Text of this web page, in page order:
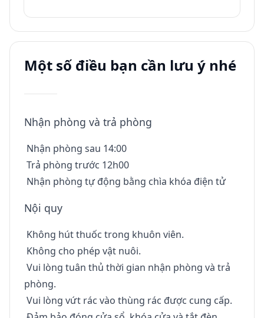
Một số điều bạn cần lưu ý nhé
Nhận phòng và trả phòng
Nhận phòng sau 14:00
Trả phòng trước 12h00
Nhận phòng tự động bằng chìa khóa điện tử
Nội quy
Không hút thuốc trong khuôn viên.
Không cho phép vật nuôi.
Vui lòng tuân thủ thời gian nhận phòng và trả
phòng.
Vui lòng vứt rác vào thùng rác được cung cấp.